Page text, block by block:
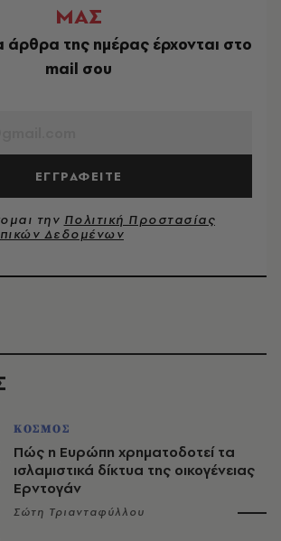
ΚΟΣΜΟΣ
Πώς η Ευρώπη χρηματοδοτεί τα
ισλαμιστικά δίκτυα της οικογένειας
Ερντογάν
Σώτη Τριανταφύλλου
ΜΑΣ
άρθρα της ημέρας έρχονται στο
mail σου
ΕΓΓΡΑΦΕΙΤΕ
την Πολιτική Προστασίας
Δεδομένων